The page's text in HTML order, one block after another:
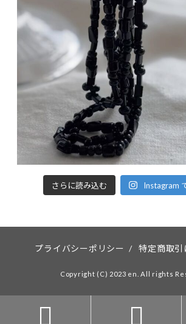
さらに読み込む Instagram
プライバシーポリシー / 特定商取
Copyright (C) 2023 en. All rights
 